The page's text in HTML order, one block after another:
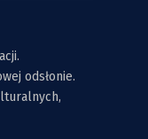
odsłonie.